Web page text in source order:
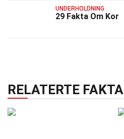
UNDERHOLDNING
29 Fakta Om Kor
RELATERTE FAKTA